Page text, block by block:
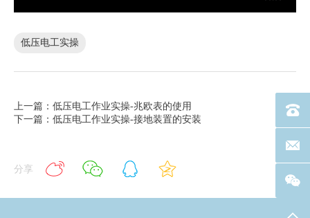
低压电工实操
上一篇：低压电工作业实操-兆欧表的使用
下一篇：低压电工作业实操-接地装置的安装
分享
电话
联系